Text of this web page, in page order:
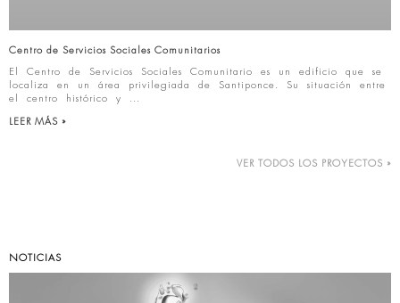
Centro de Servicios Sociales Comunitarios
El Centro de Servicios Sociales Comunitario es un edificio que se
localiza en un área privilegiada de Santiponce. Su situación entre
el centro histórico y
LEER MÁS »
VER TODOS LOS PROYECTOS »
NOTICIAS